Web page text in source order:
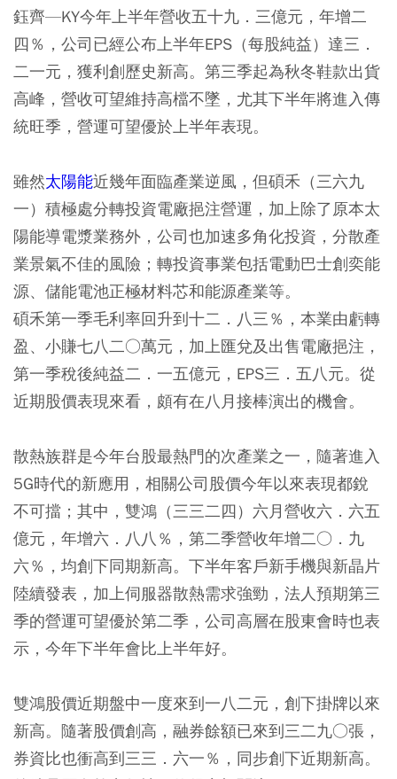
鈺齊—KY今年上半年營收五十九．三億元，年增二
四％，公司已經公布上半年EPS（每股純益）達三．
二一元，獲利創歷史新高。第三季起為秋冬鞋款出貨
高峰，營收可望維持高檔不墜，尤其下半年將進入傳
統旺季，營運可望優於上半年表現。
雖然太陽能近幾年面臨產業逆風，但碩禾（三六九
一）積極處分轉投資電廠挹注營運，加上除了原本太
陽能導電漿業務外，公司也加速多角化投資，分散產
業景氣不佳的風險；轉投資事業包括電動巴士創奕能
源、儲能電池正極材料芯和能源產業等。
碩禾第一季毛利率回升到十二．八三％，本業由虧轉
盈、小賺七八二○萬元，加上匯兌及出售電廠挹注，
第一季稅後純益二．一五億元，EPS三．五八元。從
近期股價表現來看，頗有在八月接棒演出的機會。
散熱族群是今年台股最熱門的次產業之一，隨著進入
5G時代的新應用，相關公司股價今年以來表現都銳
不可擋；其中，雙鴻（三三二四）六月營收六．六五
億元，年增六．八八％，第二季營收年增二○．九
六％，均創下同期新高。下半年客戶新手機與新晶片
陸續發表，加上伺服器散熱需求強勁，法人預期第三
季的營運可望優於第二季，公司高層在股東會時也表
示，今年下半年會比上半年好。
雙鴻股價近期盤中一度來到一八二元，創下掛牌以來
新高。隨著股價創高，融券餘額已來到三二九○張，
券資比也衝高到三三．六一％，同步創下近期新高。